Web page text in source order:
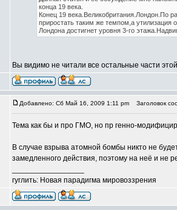
конца 19 века.
Конец 19 века.Великобритания.Лондон.По
приростать таким же темпом,а утилизация
Лондона достигнет уровня 3-го
Вы видимо не читали все остальные части
Добавлено: Сб Май 16, 2009 1:11 pm Заголовок
Тема как бы и про ГМО, но пр генно-
В случае взрыва атомной бомбы никто не
замедленного действия, поэтому на неё и не
гуглить: Новая парадигма мировоззрения